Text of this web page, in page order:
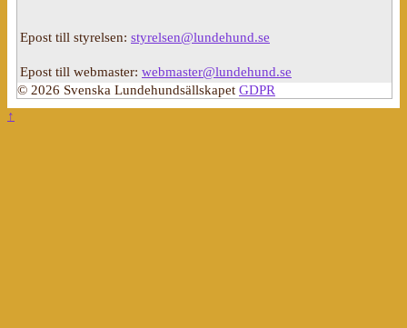
Epost till styrelsen: styrelsen@lundehund.se
Epost till webmaster: webmaster@lundehund.se
© 2026 Svenska Lundehundsällskapet GDPR
↑